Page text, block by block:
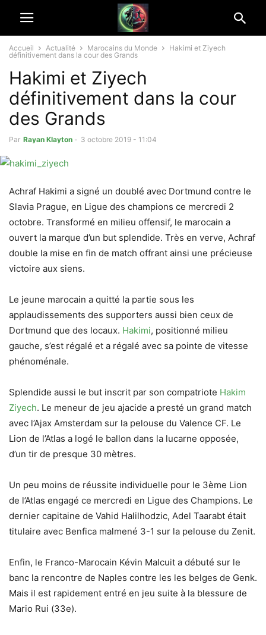
Accueil Actualité Marocains du Monde
Hakimi et Ziyech
définitivement dans la cour des Grands
Hakimi et Ziyech
définitivement dans la cour
des Grands
Par Rayan Klayton - 3 octobre 2019 - 11:04
Achraf Hakimi a signé un doublé avec Dortmund contre le
Slavia Prague, en Ligue des champions ce mercredi 2
octobre. Transformé en milieu offensif, le marocain a
ouvert la marque d’un but splendide. Très en verve, Achraf
double la mise en fin de match offrant ainsi une précieuse
victoire aux siens.
Le jeune marocain a quitté la partie sous les
applaudissements des supporters aussi bien ceux de
Dortmund que des locaux. Hakimi, positionné milieu
gauche, s’est régalé et a régalé avec sa pointe de vitesse
phénoménale.
Splendide aussi le but inscrit par son compatriote Hakim
Ziyech. Le meneur de jeu ajacide a presté un grand match
avec l’Ajax Amsterdam sur la pelouse du Valence CF. Le
Lion de l’Atlas a logé le ballon dans la lucarne opposée,
d’un tir de presque 30 mètres.
Un peu moins de réussite individuelle pour le 3ème Lion
de l’Atlas engagé ce mercredi en Ligue des Champions. Le
dernier capitaine de Vahid Halilhodzic, Adel Taarabt était
titulaire avec Benfica malmené 3-1 sur la pelouse du Zenit.
Enfin, le Franco-Marocain Kévin Malcuit a débuté sur le
banc la rencontre de Naples contre les les belges de Genk.
Mais il est rapidement entré en jeu suite à la blessure de
Mario Rui (33e).